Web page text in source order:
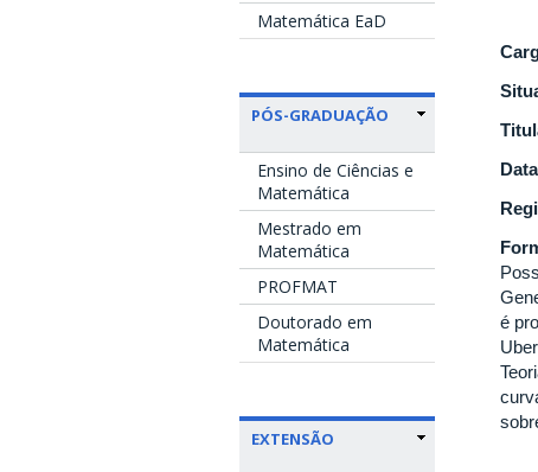
Matemática EaD
PÓS-GRADUAÇÃO
Ensino de Ciências e
Matemática
Mestrado em
Matemática
PROFMAT
Doutorado em
Matemática
EXTENSÃO
é